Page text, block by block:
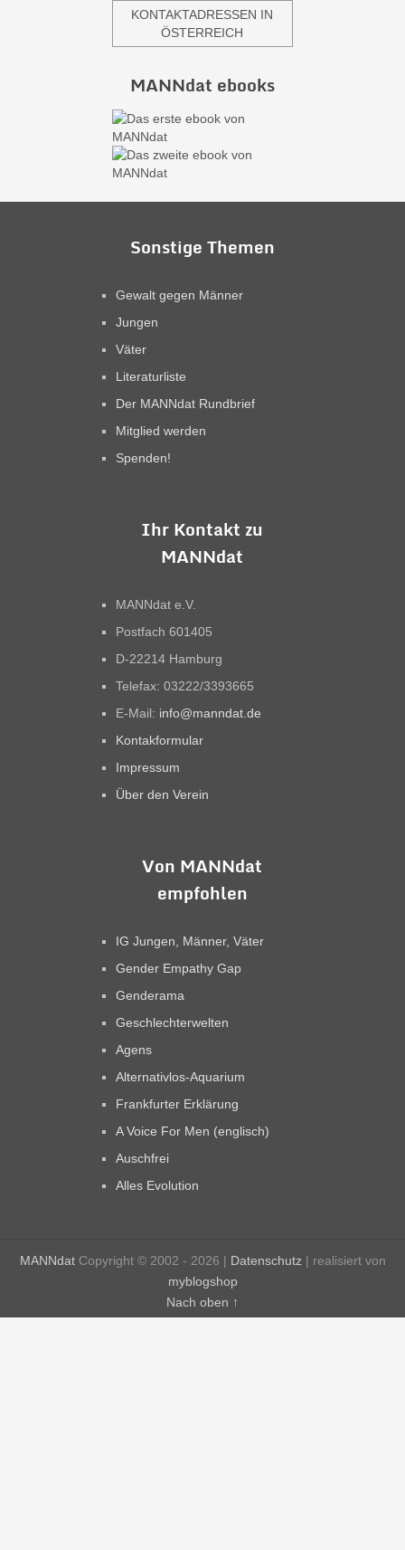
KONTAKTADRESSEN IN
ÖSTERREICH
MANNdat ebooks
Sonstige Themen
Gewalt gegen Männer
Jungen
Väter
Literaturliste
Der MANNdat Rundbrief
Mitglied werden
Spenden!
Ihr Kontakt zu
MANNdat
MANNdat e.V.
Postfach 601405
D-22214 Hamburg
Telefax: 03222/3393665
E-Mail: info@manndat.de
Kontakformular
Impressum
Über den Verein
Von MANNdat
empfohlen
IG Jungen, Männer, Väter
Gender Empathy Gap
Genderama
Geschlechterwelten
Agens
Alternativlos-Aquarium
Frankfurter Erklärung
A Voice For Men (englisch)
Auschfrei
Alles Evolution
MANNdatCopyright © 2002 - 2026 | Datenschutz | realisiert von
myblogshop
Nach oben ↑